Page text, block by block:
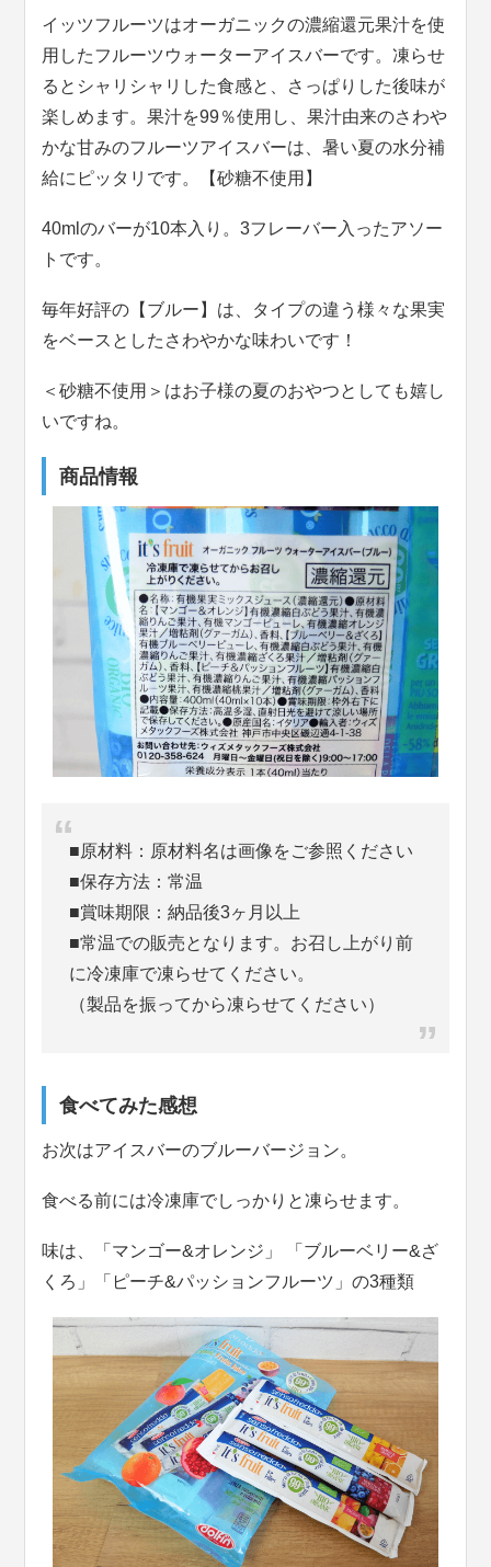
イッツフルーツはオーガニックの濃縮還元果汁を使
用したフルーツウォーターアイスバーです。凍らせ
るとシャリシャリした食感と、さっぱりした後味が
楽しめます。果汁を99％使用し、果汁由来のさわや
かな甘みのフルーツアイスバーは、暑い夏の水分補
給にピッタリです。【砂糖不使用】
40mlのバーが10本入り。3フレーバー入ったアソー
トです。
毎年好評の【ブルー】は、タイプの違う様々な果実
をベースとしたさわやかな味わいです！
＜砂糖不使用＞はお子様の夏のおやつとしても嬉し
いですね。
商品情報
■原材料：原材料名は画像をご参照ください
■保存方法：常温
■賞味期限：納品後3ヶ月以上
■常温での販売となります。お召し上がり前
に冷凍庫で凍らせてください。
（製品を振ってから凍らせてください）
食べてみた感想
お次はアイスバーのブルーバージョン。
食べる前には冷凍庫でしっかりと凍らせます。
味は、「マンゴー&オレンジ」 「ブルーベリー&ざ
くろ」「ピーチ&パッションフルーツ」の3種類